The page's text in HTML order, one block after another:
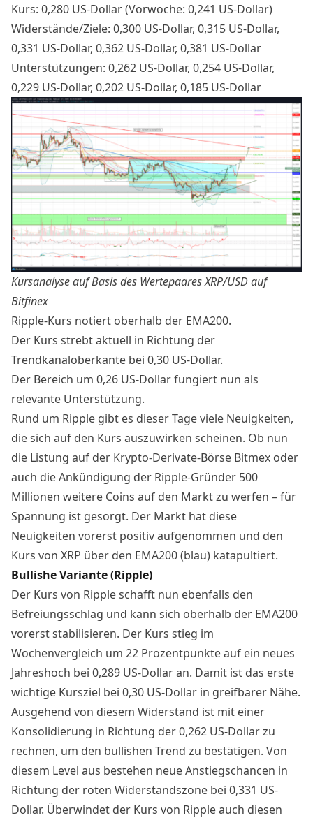
Kurs: 0,280 US-Dollar (Vorwoche: 0,241 US-Dollar)
Widerstände/Ziele: 0,300 US-Dollar, 0,315 US-Dollar,
0,331 US-Dollar, 0,362 US-Dollar, 0,381 US-Dollar
Unterstützungen: 0,262 US-Dollar, 0,254 US-Dollar,
0,229 US-Dollar, 0,202 US-Dollar, 0,185 US-Dollar
Kursanalyse auf Basis des WertepaaresXRP/USD auf
Bitfinex
Ripple-Kurs notiert oberhalb der EMA200.
Der Kurs strebt aktuell in Richtung der
Trendkanaloberkante bei 0,30 US-Dollar.
Der Bereich um 0,26 US-Dollar fungiert nun als
relevante Unterstützung.
Rund um Ripple gibt es dieser Tage viele Neuigkeiten,
die sich auf den Kurs auszuwirken scheinen. Ob nun
die Listung auf der Krypto-Derivate-Börse Bitmex oder
auch die Ankündigung der Ripple-Gründer 500
Millionen weitere Coins auf den Markt zu werfen – für
Spannung ist gesorgt. Der Markt hat diese
Neuigkeiten vorerst positiv aufgenommen und den
Kurs von XRP über den EMA200 (blau) katapultiert.
Bullishe Variante (Ripple)
Der Kurs von Ripple schafft nun ebenfalls den
Befreiungsschlag und kann sich oberhalb der EMA200
vorerst stabilisieren. Der Kurs stieg im
Wochenvergleich um 22 Prozentpunkte auf ein neues
Jahreshoch bei 0,289 US-Dollar an. Damit ist das erste
wichtige Kursziel bei 0,30 US-Dollar in greifbarer Nähe.
Ausgehend von diesem Widerstand ist mit einer
Konsolidierung in Richtung der 0,262 US-Dollar zu
rechnen, um den bullishen Trend zu bestätigen. Von
diesem Level aus bestehen neue Anstiegschancen in
Richtung der roten Widerstandszone bei 0,331 US-
Dollar. Überwindet der Kurs von Ripple auch diesen